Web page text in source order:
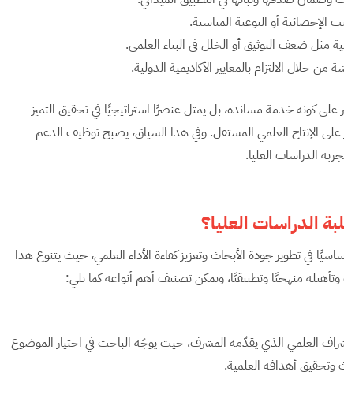
الإحصائية أو النوعية المناسبة.
مثل ضعف التوثيق أو الخلل في البناء العلمي.
الالتزام بالمعايير الأكاديمية الدولية.
على كونه خدمة مساندة، بل يمثل عنصرًا استراتيجيًا في تحقيق التميز
الإنتاج العلمي المستقل. وفي هذا السياق، يصبح توظيف الدعم
الدراسات العليا.
الدراسات العليا؟
في تطوير جودة الأبحاث وتعزيز كفاءة الأداء العلمي، حيث يتنوع هذا
منهجيًا وتطبيقيًا، ويمكن تصنيف أهم أنواعه كما يلي:
العلمي الذي يقدّمه المشرف، حيث يوجّه الباحث في اختيار الموضوع
أهدافه العلمية.